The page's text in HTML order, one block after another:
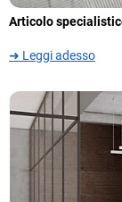
Articolo
➜ Leggi adesso